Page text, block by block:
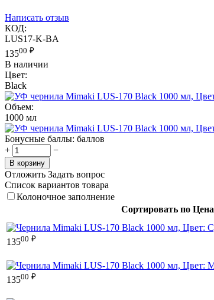
Написать отзыв
КОД:
LUS17-K-BA
13500 ₽
В наличии
Цвет:
Black
Объем:
1000 мл
Бонусные баллы: баллов
+
−
В корзину
Отложить Задать вопрос
Список вариантов товара
Колоночное заполнение
Сортировать по Цена
13500 ₽
13500 ₽